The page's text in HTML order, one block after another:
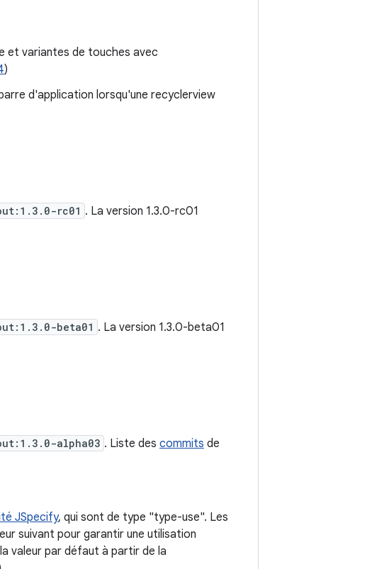
et variantes de touches avec
)
d'application lorsqu'une recyclerview
rc01 . La version 1.3.0-rc01
beta01 . La version 1.3.0-beta01
alpha03 . Liste des commits de
JSpecify, qui sont de type "type-use". Les
suivant pour garantir une utilisation
valeur par défaut à partir de la